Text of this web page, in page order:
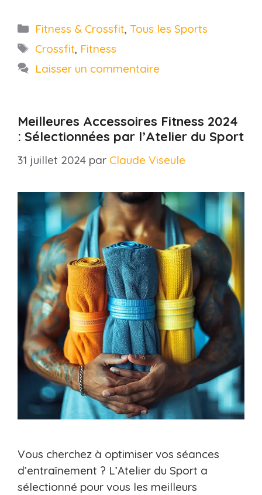
Catégories
Fitness & Crossfit,Tous les Sports
Étiquettes
Crossfit, Fitness
Laisser un commentaire
Meilleures Accessoires Fitness 2024
: Sélectionnées par l’Atelier du Sport
31 juillet 2024 par Claude Viseule
Vous cherchez à optimiser vos séances
d’entraînement ? L’Atelier du Sport a
sélectionné pour vous les meilleurs